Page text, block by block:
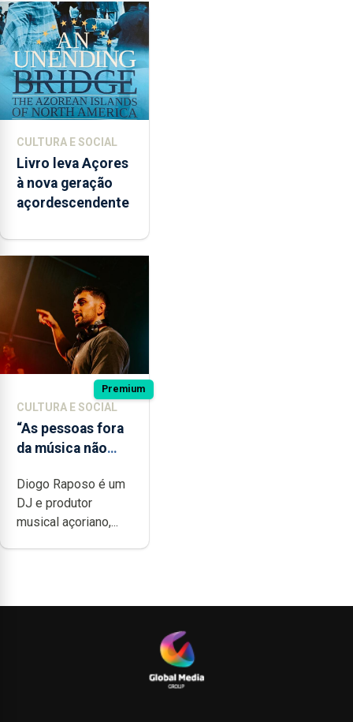
CULTURA E SOCIAL
Livro leva Açores
à nova geração
açordescendente
Premium
CULTURA E SOCIAL
“As pessoas fora
da música não
quão difícil é
produzir uma
música”
Diogo Raposo é um
DJ e produtor
musical açoriano,...